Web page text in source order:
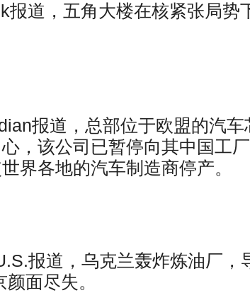
报道，五角大楼在核紧张局势
报道，总部位于欧盟的汽
，该公司已暂停向其中国工
界各地的汽车制造商停产。
报道，乌克兰轰炸炼油厂，
面尽失。